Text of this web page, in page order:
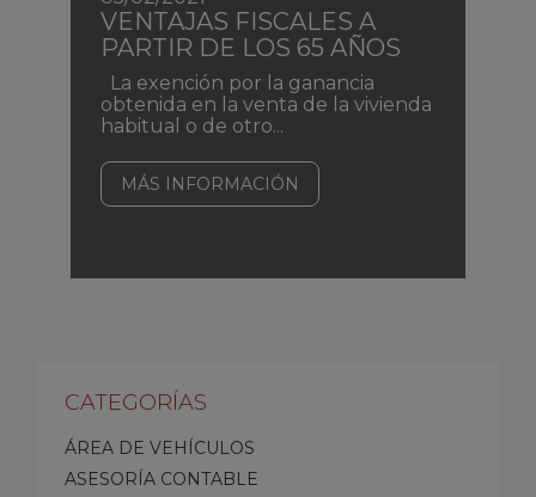
VENTAJAS FISCALES A
PARTIR DE LOS 65 AÑOS
La exención por la ganancia
obtenida en la venta de la vivienda
habitual o de otro...
MÁS INFORMACIÓN
CATEGORÍAS
ÁREA DE VEHÍCULOS
ASESORÍA CONTABLE